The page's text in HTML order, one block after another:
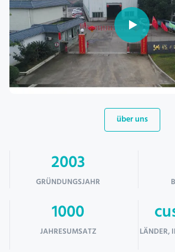
über uns
2003
GRÜNDUNGSJAHR
1000
JAHRESUMSATZ LÄNDER,